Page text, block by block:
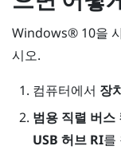
Windows® 10을
시오.
컴퓨터에서 장
범용 직렬 버스
USB 허브 RI를